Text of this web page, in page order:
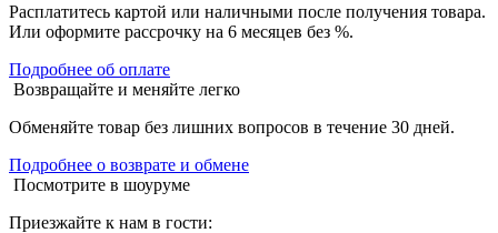
Расплатитесь картой или наличными после получения товара.
Или оформите рассрочку на 6 месяцев без %.
Подробнее об оплате
Возвращайте и меняйте легко
Обменяйте товар без лишних вопросов в течение 30 дней.
Подробнее о возврате и обмене
Посмотрите в шоуруме
Приезжайте к нам в гости: